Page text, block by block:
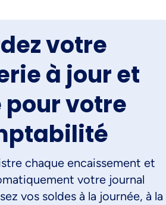
votre
à jour et
pour votre
chaque encaissement et
votre journal
vos soldes à la journée, à la